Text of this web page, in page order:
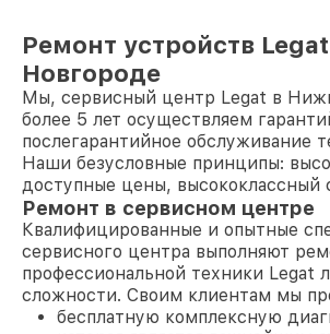
Ремонт устройств
Новгороде
Мы, сервисный центр Legat в
более 5 лет осуществляем
послегарантийное обслуживание
Наши безусловные принципы:
доступные цены, высококлассный
Ремонт в сервисном центре
Квалифицированные и опытные
сервисного центра выполняют
профессиональной техники Legat
сложности. Своим клиентам мы
бесплатную комплексную